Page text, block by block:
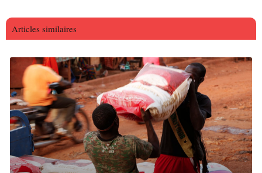
Articles similaires